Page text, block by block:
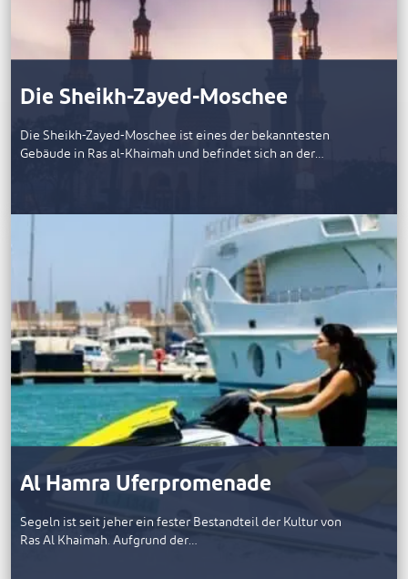
Die Sheikh-Zayed-Moschee
Die Sheikh-Zayed-Moschee ist eines der bekanntesten
Gebäude in Ras al-Khaimah und befindet sich an der…
Al Hamra Uferpromenade
Segeln ist seit jeher ein fester Bestandteil der Kultur von
Ras Al Khaimah. Aufgrund der…